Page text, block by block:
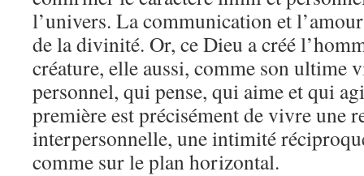
l’univers. La communication et
de la divinité. Or, ce Dieu a créé
créature, elle aussi, comme son ultime
personnel, qui pense, qui aime et qui
première est précisément de vivre une
interpersonnelle, une intimité
comme sur le plan horizontal.